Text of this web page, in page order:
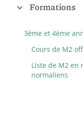
Formations
3ème et 4ème
Cours de M2
Liste de M2 en
normaliens